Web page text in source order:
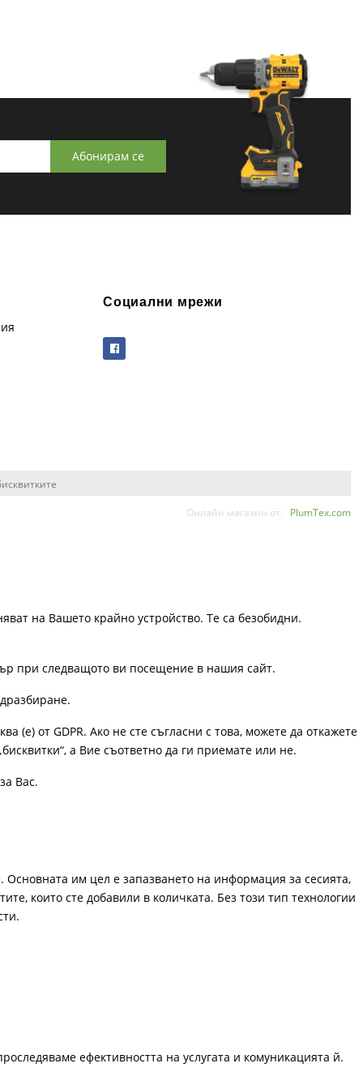
Абонирам се
Социални мрежи
Онлайн магазин от: PlumTex.com
на Вашето крайно устройство. Те са безобидни.
при следващото ви посещение в нашия сайт.
(е) от GDPR. Ако не сте съгласни с това, можете да откажете
а Вие съответно да ги приемате или не.
Вас.
им цел е запазването на информация за сесията,
които сте добавили в количката. Без този тип технологии
ефективността на услугата и комуникацията й.